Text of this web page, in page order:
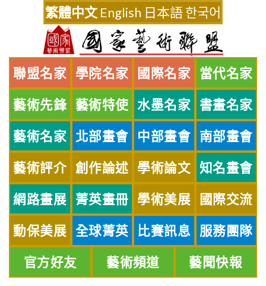
繁體中文 English 日本語한국어
聯盟名家 學院名家 國際名家 當代名家
藝術先鋒 藝術特使 水墨名家 書畫名家
藝術名家 北部畫會 中部畫會 南部畫會
藝術評介 創作論述 學術論文 知名畫會
網路畫展 菁英畫冊 學術美展 國際交流
動保美展 全球菁英 比賽訊息 服務團隊
官方好友 藝術頻道 藝聞快報